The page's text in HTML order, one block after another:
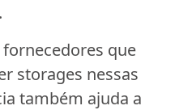
que
storages nessas
também ajuda a